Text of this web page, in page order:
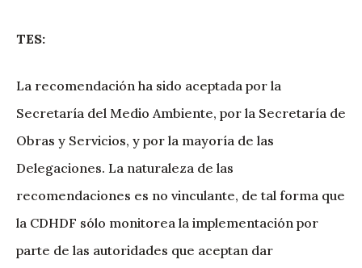
TES:
La recomendación ha sido aceptada por la
Secretaría del Medio Ambiente, por la Secretaría de
Obras y Servicios, y por la mayoría de las
Delegaciones. La naturaleza de las
recomendaciones es no vinculante, de tal forma que
la CDHDF sólo monitorea la implementación por
parte de las autoridades que aceptan dar